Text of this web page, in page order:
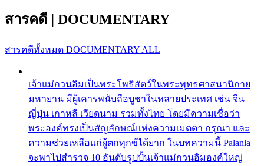
สารคดี | DOCUMENTARY
สารคดีทั้งหมด DOCUMENTARY ALL
เจ้าแม่กวนอิมเป็นพระโพธิสัตว์ในพระพุทธศาสนานิกาย
มหายาน มีผู้เคารพนับถือบูชาในหลายประเทศ เช่น จีน
ญี่ปุ่น เกาหลี เวียดนาม รวมทั้งไทย โดยมีความเชื่อว่า
พระองค์ทรงเป็นสัญลักษณ์แห่งความเมตตา กรุณา และ
ความช่วยเหลือแก่ผู้ตกทุกข์ได้ยาก ในบทความนี้ Palanla
จะพาไปสำรวจ 10 อันดับรูปปั้นเจ้าแม่กวนอิมองค์ใหญ่